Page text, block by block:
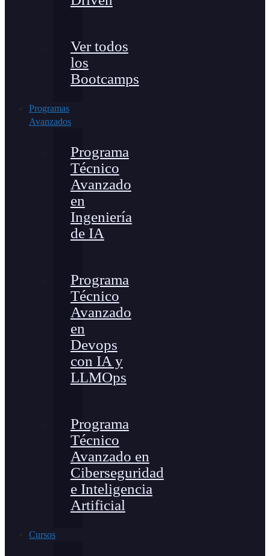
Ver todos
los
Bootcamps
Programas
Avanzados
Programa
Técnico
Avanzado
en
Ingeniería
de IA
Programa
Técnico
Avanzado
en
Devops
con IA y
LLMOps
Programa
Técnico
Avanzado en
Ciberseguridad
e Inteligencia
Artificial
Cursos